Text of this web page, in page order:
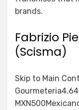
brands.
Fabrizio
(Scisma)
Skip to Main